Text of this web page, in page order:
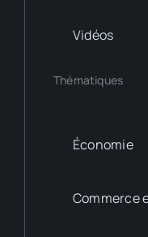
Vidéos
Thématiques
Économie
Commerce